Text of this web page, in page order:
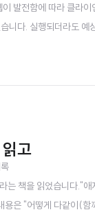
발전함에 따라 클라
니다. 실행되더라도
고
는 책을 읽었습니다."
용은 "어떻게 다같이(